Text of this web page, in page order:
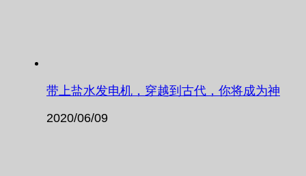
带上盐水发电机，穿越到古代，你将成为神
2020/06/09